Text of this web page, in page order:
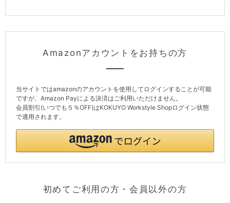
Amazonアカウントをお持ちの方
初めてご利用の方・会員以外の方